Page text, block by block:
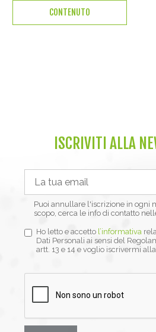
CONTENUTO
ISCRIVITI ALLA
Puoi annullare l'iscrizione in ogni
scopo, cerca le info di contatto
Ho letto e accetto l’informativa
Dati Personali ai sensi del
artt. 13 e 14 e voglio iscrivermi